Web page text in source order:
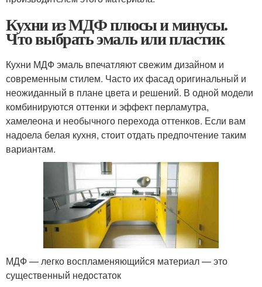
Кухни из МДФ плюсы и минусы.
Что выбрать эмаль или пластик
Кухни МДФ эмаль впечатляют свежим дизайном и
современным стилем. Часто их фасад оригинальный и
неожиданный в плане цвета и решений. В одной модели
комбинируются оттенки и эффект перламутра,
хамелеона и необычного перехода оттенков. Если вам
надоела белая кухня, стоит отдать предпочтение таким
вариантам.
МДФ — легко воспламеняющийся материал — это
существенный недостаток